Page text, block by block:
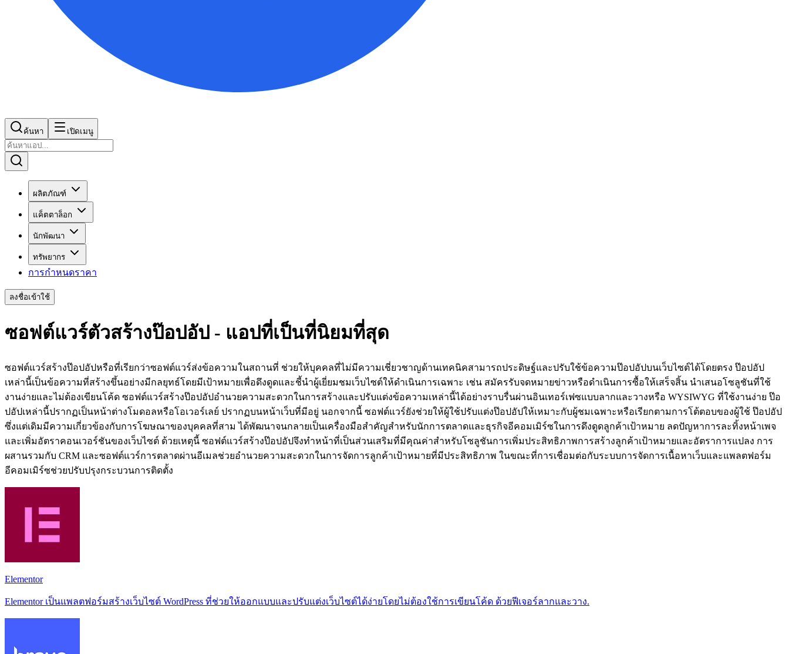
ค้นหา เปิดเมนู
ผลิตภัณฑ์
แค็ตตาล็อก
นักพัฒนา
ทรัพยากร
การกำหนดราคา
ลงชื่อเข้าใช้
ซอฟต์แวร์ตัวสร้างป๊อปอัป - แอปที่เป็นที่นิยมที่สุด
ซอฟต์แวร์สร้างป๊อปอัปหรือที่เรียกว่าซอฟต์แวร์ส่งข้อความในสถานที่ ช่วยให้บุคคลที่ไม่มีความเชี่ยวชาญด้านเทคนิคสามารถประดิษฐ์และปรับใช้ข้อความป๊อปอัปบนเว็บไซต์ได้โดยตรง ป๊อปอัป
เหล่านี้เป็นข้อความที่สร้างขึ้นอย่างมีกลยุทธ์โดยมีเป้าหมายเพื่อดึงดูดและชี้นำผู้เยี่ยมชมเว็บไซต์ให้ดำเนินการเฉพาะ เช่น สมัครรับจดหมายข่าวหรือดำเนินการซื้อให้เสร็จสิ้น นำเสนอโซลูชันที่ใช้
งานง่ายและไม่ต้องเขียนโค้ด ซอฟต์แวร์สร้างป๊อปอัปอำนวยความสะดวกในการสร้างและปรับแต่งข้อความเหล่านี้ได้อย่างราบรื่นผ่านอินเทอร์เฟซแบบลากและวางหรือ WYSIWYG ที่ใช้งานง่าย ป๊อ
ปอัปเหล่านี้ปรากฏเป็นหน้าต่างโมดอลหรือโอเวอร์เลย์ ปรากฏบนหน้าเว็บที่มีอยู่ นอกจากนี้ ซอฟต์แวร์ยังช่วยให้ผู้ใช้ปรับแต่งป๊อปอัปให้เหมาะกับผู้ชมเฉพาะหรือเรียกตามการโต้ตอบของผู้ใช้ ป๊อปอัป
ซึ่งแต่เดิมมีความเกี่ยวข้องกับการโฆษณาของบุคคลที่สาม ได้พัฒนาจนกลายเป็นเครื่องมือสำคัญสำหรับนักการตลาดและธุรกิจอีคอมเมิร์ซในการดึงดูดลูกค้าเป้าหมาย ลดปัญหาการละทิ้งหน้าเพจ
และเพิ่มอัตราคอนเวอร์ชันของเว็บไซต์ ด้วยเหตุนี้ ซอฟต์แวร์สร้างป๊อปอัปจึงทำหน้าที่เป็นส่วนเสริมที่มีคุณค่าสำหรับโซลูชันการเพิ่มประสิทธิภาพการสร้างลูกค้าเป้าหมายและอัตราการแปลง การ
ผสานรวมกับ CRM และซอฟต์แวร์การตลาดผ่านอีเมลช่วยอำนวยความสะดวกในการจัดการลูกค้าเป้าหมายที่มีประสิทธิภาพ ในขณะที่การเชื่อมต่อกับระบบการจัดการเนื้อหาเว็บและแพลตฟอร์ม
อีคอมเมิร์ซช่วยปรับปรุงกระบวนการติดตั้ง
Elementor
Elementor เป็นแพลตฟอร์มสร้างเว็บไซต์ WordPress ที่ช่วยให้ออกแบบและปรับแต่งเว็บไซต์ได้ง่ายโดยไม่ต้องใช้การเขียนโค้ด ด้วยฟีเจอร์ลากและวาง.